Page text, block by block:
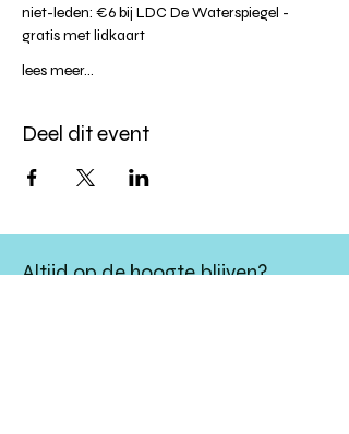
niet-leden: €6 bij LDC De Waterspiegel -
gratis met lidkaart
lees meer...
Deel dit event
Altijd op de hoogte blijven?